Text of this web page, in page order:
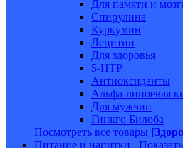
Для памяти и
Спирулина
Куркумин
Лецитин
Для здоровья
5-HTP
Антиоксиданты
Альфа-липоевая
Для мужчин
Гинкго Билоба
Посмотреть все товары
Питание и напитки